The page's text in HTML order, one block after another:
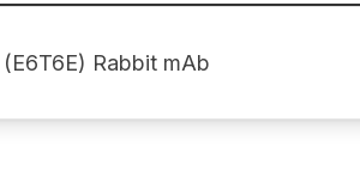
Rabbit mAb